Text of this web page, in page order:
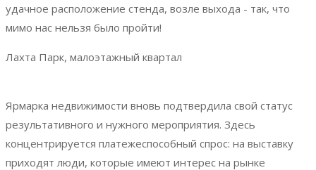
удачное расположение стенда, возле выхода - так, что
мимо нас нельзя было пройти!
Лахта Парк, малоэтажный квартал
Ярмарка недвижимости вновь подтвердила свой статус
результативного и нужного мероприятия. Здесь
концентрируется платежеспособный спрос: на выставку
приходят люди, которые имеют интерес на рынке